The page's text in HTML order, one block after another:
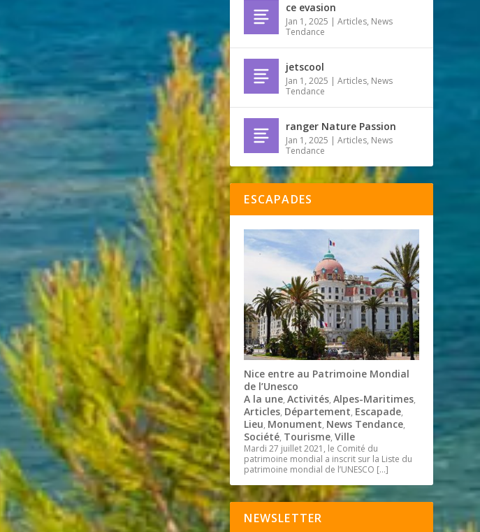
ce evasion
Jan 1, 2025 |Articles, News
Tendance
jetscool
Jan 1, 2025 |Articles, News
Tendance
ranger Nature Passion
Jan 1, 2025 |Articles, News
Tendance
ESCAPADES
Nice entre au Patrimoine Mondial
de l’Unesco
A la une,Activités,Alpes-Maritimes,
Articles, Département, Escapade,
Lieu, Monument, News Tendance,
Société, Tourisme,Ville
Mardi 27 juillet 2021, le Comité du
patrimoine mondial a inscrit sur la Liste du
patrimoine mondial de l’UNESCO […]
NEWSLETTER